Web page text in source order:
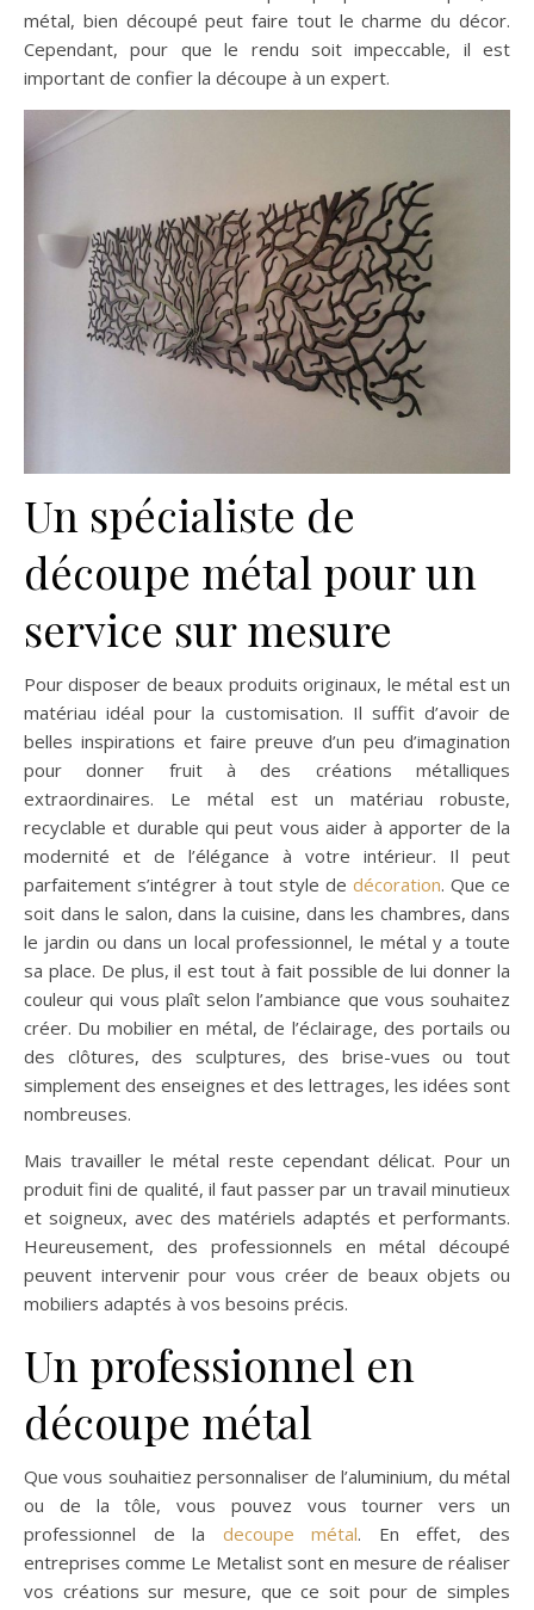
métal, bien découpé peut faire tout le charme du décor.
Cependant, pour que le rendu soit impeccable, il est
important de confier la découpe à un expert.
Un spécialiste de
découpe métal pour un
service sur mesure
Pour disposer de beaux produits originaux, le métal est un
matériau idéal pour la customisation. Il suffit d’avoir de
belles inspirations et faire preuve d’un peu d’imagination
pour donner fruit à des créations métalliques
extraordinaires. Le métal est un matériau robuste,
recyclable et durable qui peut vous aider à apporter de la
modernité et de l’élégance à votre intérieur. Il peut
parfaitement s’intégrer à tout style de décoration. Que ce
soit dans le salon, dans la cuisine, dans les chambres, dans
le jardin ou dans un local professionnel, le métal y a toute
sa place. De plus, il est tout à fait possible de lui donner la
couleur qui vous plaît selon l’ambiance que vous souhaitez
créer. Du mobilier en métal, de l’éclairage, des portails ou
des clôtures, des sculptures, des brise-vues ou tout
simplement des enseignes et des lettrages, les idées sont
nombreuses.
Mais travailler le métal reste cependant délicat. Pour un
produit fini de qualité, il faut passer par un travail minutieux
et soigneux, avec des matériels adaptés et performants.
Heureusement, des professionnels en métal découpé
peuvent intervenir pour vous créer de beaux objets ou
mobiliers adaptés à vos besoins précis.
Un professionnel en
découpe métal
Que vous souhaitiez personnaliser de l’aluminium, du métal
ou de la tôle, vous pouvez vous tourner vers un
professionnel de la decoupe métal. En effet, des
entreprises comme Le Metalist sont en mesure de réaliser
vos créations sur mesure, que ce soit pour de simples